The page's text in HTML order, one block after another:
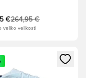
Roza eksplozija
€264,95 €
veliko velikosti
Modal za prijavo ali